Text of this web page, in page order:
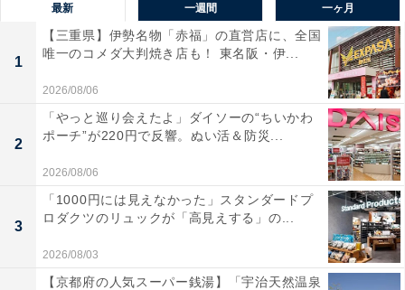
最新 一週間 一ヶ月
1
【三重県】伊勢名物「赤福」の直営店に、全国
唯一のコメダ大判焼き店も！ 東名阪・伊...
2026/08/06
2
「やっと巡り会えたよ」ダイソーの“ちいかわ
ポーチ”が220円で反響。ぬい活＆防災...
2026/08/06
3
「1000円には見えなかった」スタンダードプ
ロダクツのリュックが「高見えする」の...
2026/08/03
【京都府の人気スーパー銭湯】「宇治天然温泉